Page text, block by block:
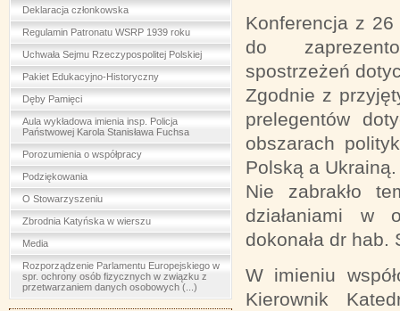
Deklaracja członkowska
Regulamin Patronatu WSRP 1939 roku
Uchwała Sejmu Rzeczypospolitej Polskiej
Pakiet Edukacyjno-Historyczny
Dęby Pamięci
Aula wykładowa imienia insp. Policja
Państwowej Karola Stanisława Fuchsa
Porozumienia o współpracy
Podziękowania
O Stowarzyszeniu
Zbrodnia Katyńska w wierszu
Media
Rozporządzenie Parlamentu Europejskiego w
spr. ochrony osób fizycznych w związku z
przetwarzaniem danych osobowych (...)
Konferencja z
do
spostrzeżeń
Zgodnie z
prelegentów
obszarach
Polską a Ukrainą.
Nie zabrakło
działaniami w
dokonała dr hab.
W imieniu
Kierownik